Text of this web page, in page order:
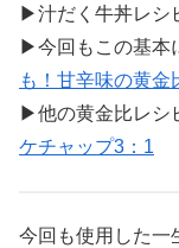
▶︎汁だく牛丼レシ
▶今回もこの基本
も！甘辛味の黄金
▶︎他の黄金比レシ
ケチャップ3：1
今回も使用した